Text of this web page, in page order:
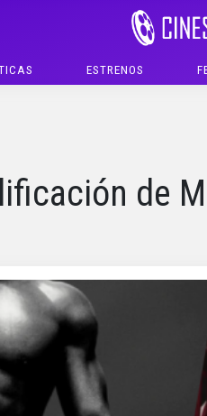
ESTRENOS
de